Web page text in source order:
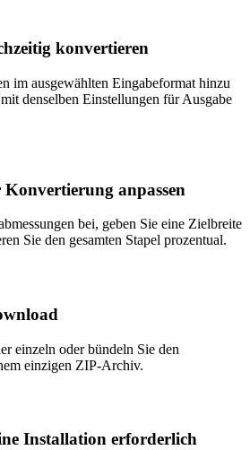
konvertieren
im ausgewählten Eingabeformat hinzu
denselben Einstellungen für Ausgabe
anpassen
bei, geben Sie eine Zielbreite
Sie den gesamten Stapel prozentual.
einzeln oder bündeln Sie den
einzigen ZIP-Archiv.
Installation erforderlich